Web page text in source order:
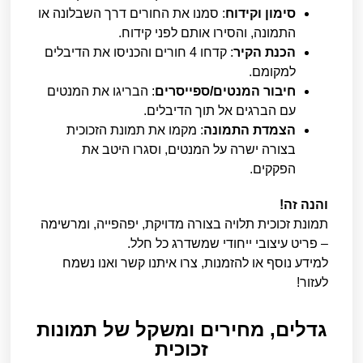
סימון וקידוח: סמנו את החורים דרך השבלונה או
התמונה, והסירו אותם לפני קידוח.
הכנת הקיר
: קדחו 4 חורים והכניסו את הדיבלים
למקומם.
חיבור המנטים/ספייסרים: הבריגו את המנטים
עם הברגים אל תוך הדיבלים.
הצמדת התמונה: מקמו את תמונת הזכוכית
בצורה ישרה על המנטים, וסגרו היטב את
הפקקים.
והנה זה!
תמונת זכוכית תלויה בצורה מדויקת, יפהפייה, ומרשימה
– פריט עיצובי ייחודי שמשדרג כל חלל.
למידע נוסף או להזמנות, צרו איתנו קשר ואנו נשמח
לעזור!
גדלים, מחירים ומשקל של תמונות
זכוכית